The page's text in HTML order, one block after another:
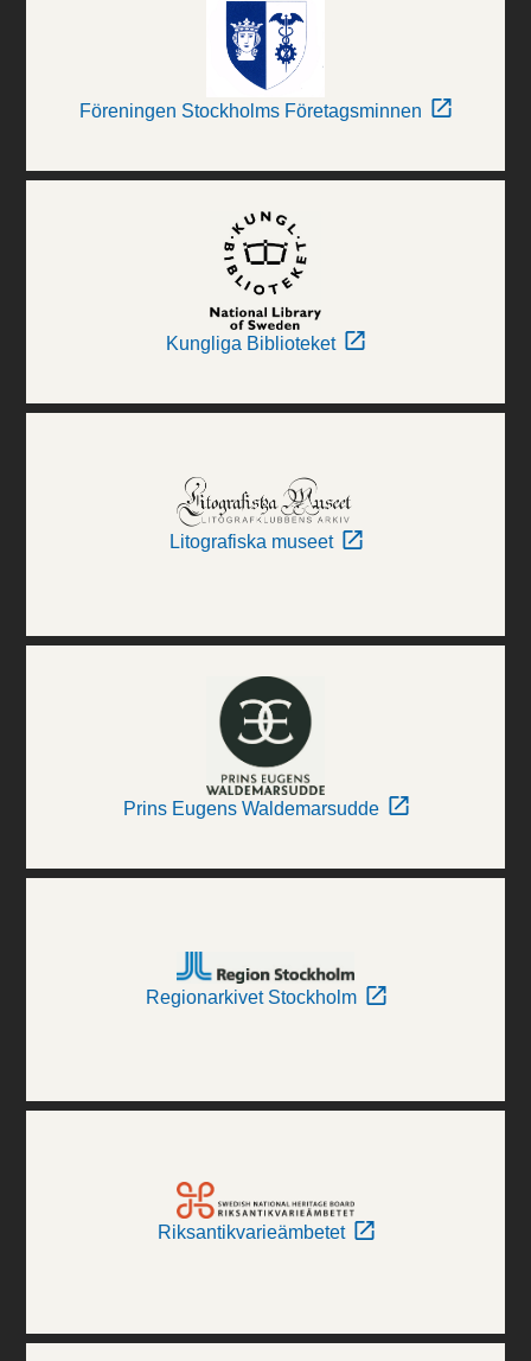
Föreningen Stockholms Företagsminnen
Kungliga Biblioteket
Litografiska museet
Prins Eugens Waldemarsudde
Regionarkivet Stockholm
Riksantikvarieämbetet